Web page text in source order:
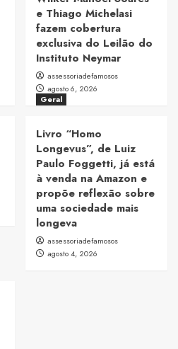
e Thiago Michelasi
fazem cobertura
exclusiva do Leilão do
Instituto Neymar
assessoriadefamosos
agosto 6, 2026
Geral
Livro “Homo
Longevus”, de Luiz
Paulo Foggetti, já está
à venda na Amazon e
propõe reflexão sobre
uma sociedade mais
longeva
assessoriadefamosos
agosto 4, 2026